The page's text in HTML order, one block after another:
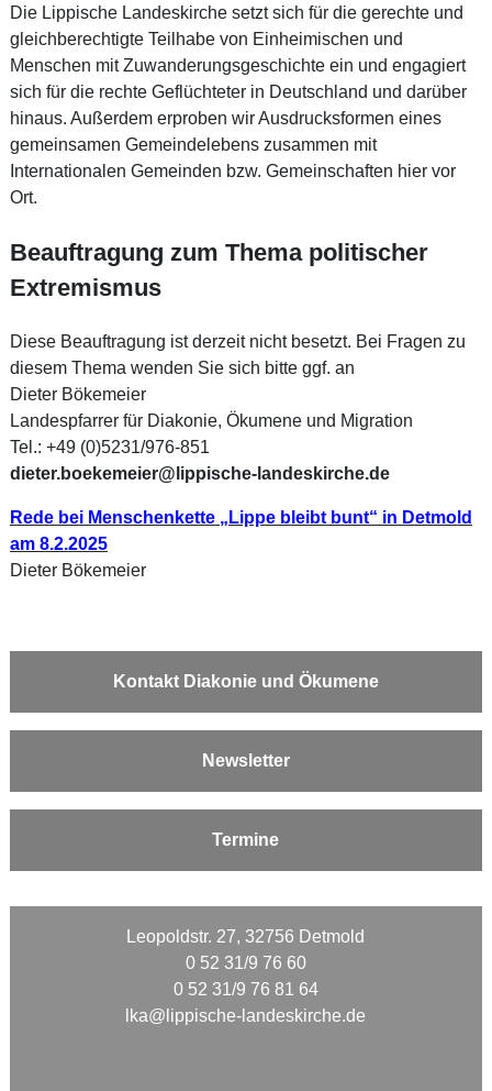
Die Lippische Landeskirche setzt sich für die gerechte und
gleichberechtigte Teilhabe von Einheimischen und
Menschen mit Zuwanderungsgeschichte ein und engagiert
sich für die rechte Geflüchteter in Deutschland und darüber
hinaus. Außerdem erproben wir Ausdrucksformen eines
gemeinsamen Gemeindelebens zusammen mit
Internationalen Gemeinden bzw. Gemeinschaften hier vor
Ort.
Beauftragung zum Thema politischer
Extremismus
Diese Beauftragung ist derzeit nicht besetzt. Bei Fragen zu
diesem Thema wenden Sie sich bitte ggf. an
Dieter Bökemeier
Landespfarrer für Diakonie, Ökumene und Migration
Tel.: +49 (0)5231/976-851
dieter.boekemeier@lippische-landeskirche.de
Rede bei Menschenkette „Lippe bleibt bunt“ in Detmold
am 8.2.2025
Dieter Bökemeier
Kontakt Diakonie und Ökumene
Newsletter
Termine
Leopoldstr. 27, 32756 Detmold
0 52 31/9 76 60
0 52 31/9 76 81 64
lka@lippische-landeskirche.de